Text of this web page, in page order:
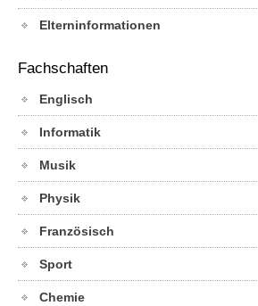
Elterninformationen
Fachschaften
Englisch
Informatik
Musik
Physik
Französisch
Sport
Chemie